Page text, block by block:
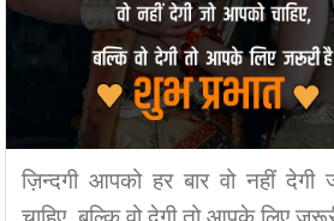
ज़िन्दगी आपको हर बार वो नहीं देगी